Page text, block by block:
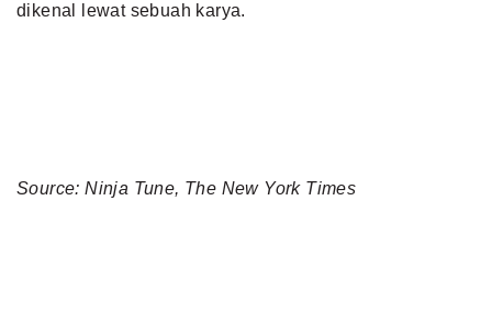
dikenal lewat sebuah karya.
Source: Ninja Tune, The New York Times